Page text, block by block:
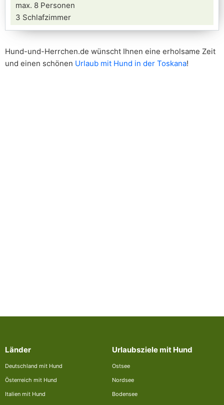
max. 8 Personen
3 Schlafzimmer
Hund-und-Herrchen.de wünscht Ihnen eine erholsame Zeit
und einen schönen Urlaub mit Hund in der Toskana!
Länder
Deutschland mit Hund
Österreich mit Hund
Italien mit Hund
Urlaubsziele mit Hund
Ostsee
Nordsee
Bodensee